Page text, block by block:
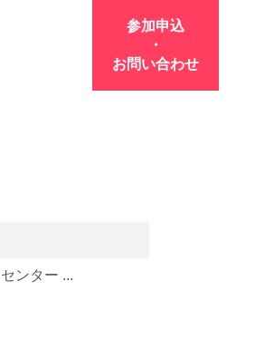
参加申込
・
お問い合わせ
ンター ...